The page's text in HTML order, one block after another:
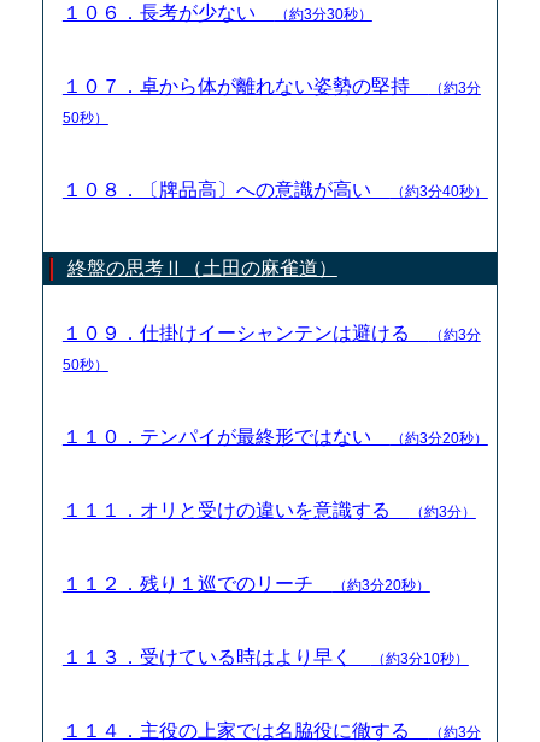
１０６．長考が少ない （約3分30秒）
１０７．卓から体が離れない姿勢の堅持
（約3分
50秒）
１０８．〔牌品高〕への意識が高い （約3分40秒）
終盤の思考Ⅱ（土田の麻雀道）
１０９．仕掛けイーシャンテンは避ける
（約3分
50秒）
１１０．テンパイが最終形ではない （約3分20秒）
１１１．オリと受けの違いを意識する （約3分）
１１２．残り１巡でのリーチ （約3分20秒）
１１３．受けている時はより早く （約3分10秒）
１１４．主役の上家では名脇役に徹する
（約3分